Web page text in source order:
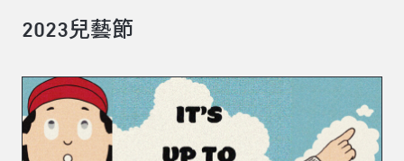
2023兒藝節